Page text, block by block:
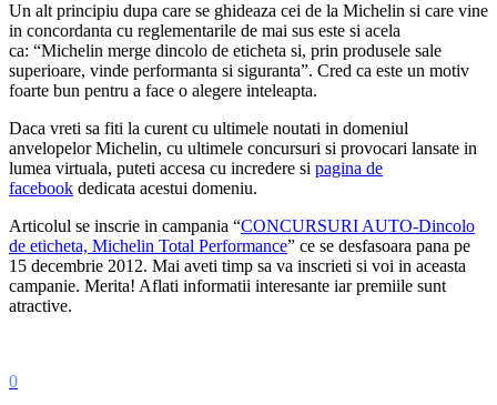
Un alt principiu dupa care se ghideaza cei de la Michelin si care vine
in concordanta cu reglementarile de mai sus este si acela
ca: “Michelin merge dincolo de eticheta si, prin produsele sale
superioare, vinde performanta si siguranta”. Cred ca este un motiv
foarte bun pentru a face o alegere inteleapta.
Daca vreti sa fiti la curent cu ultimele noutati in domeniul
anvelopelor Michelin, cu ultimele concursuri si provocari lansate in
lumea virtuala, puteti accesa cu incredere si pagina de
facebook dedicata acestui domeniu.
Articolul se inscrie in campania “CONCURSURI AUTO-Dincolo
de eticheta, Michelin Total Performance” ce se desfasoara pana pe
15 decembrie 2012. Mai aveti timp sa va inscrieti si voi in aceasta
campanie. Merita! Aflati informatii interesante iar premiile sunt
atractive.
0